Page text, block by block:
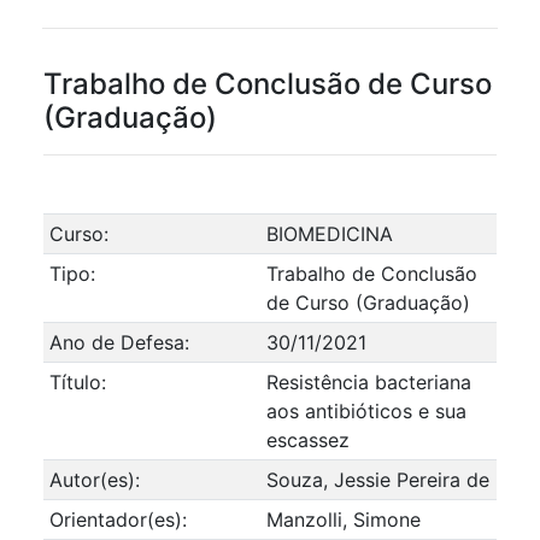
Trabalho de Conclusão de Curso
(Graduação)
Curso:
BIOMEDICINA
Tipo:
Trabalho de Conclusão
de Curso (Graduação)
Ano de Defesa:
30/11/2021
Título:
Resistência bacteriana
aos antibióticos e sua
escassez
Autor(es):
Souza, Jessie Pereira de
Orientador(es):
Manzolli, Simone